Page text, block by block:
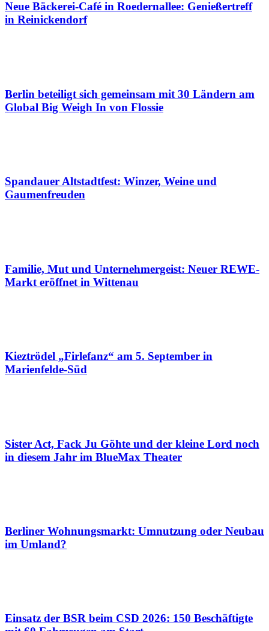
Neue Bäckerei-Café in Roedernallee: Genießertreff
in Reinickendorf
Berlin beteiligt sich gemeinsam mit 30 Ländern am
Global Big Weigh In von Flossie
Spandauer Altstadtfest: Winzer, Weine und
Gaumenfreuden
Familie, Mut und Unternehmergeist: Neuer REWE-
Markt eröffnet in Wittenau
Kieztrödel „Firlefanz“ am 5. September in
Marienfelde-Süd
Sister Act, Fack Ju Göhte und der kleine Lord noch
in diesem Jahr im BlueMax Theater
Berliner Wohnungsmarkt: Umnutzung oder Neubau
im Umland?
Einsatz der BSR beim CSD 2026: 150 Beschäftigte